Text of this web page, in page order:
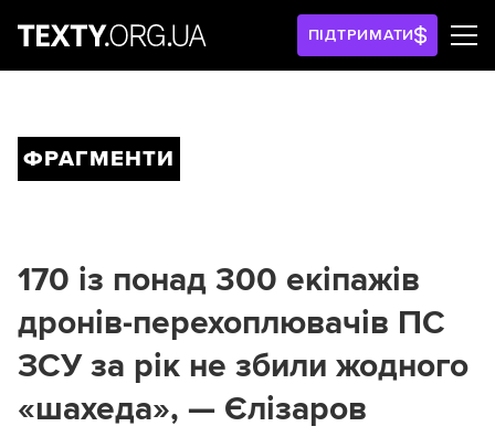
ПІДТРИМАТИ
ФРАГМЕНТИ
170 із понад 300 екіпажів
дронів-перехоплювачів ПС
ЗСУ за рік не збили жодного
«шахеда», — Єлізаров